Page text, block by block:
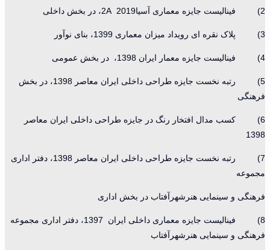
2) فینالیست جایزه معماری آسیا2A 2019، در بخش داخلی
3) پلاک نقره ای رویداد میزان معماری 1399، بنای نوآور
4) فینالیست جایزه معمار ایران 1398، در بخش عمومی
5) رتبه نخست جایزه طراحی داخلی ایران معاصر 1398، در بخش
فرهنگی
6) کسب مدال افتخار رنگ در جایزه طراحی داخلی ایران معاصر
1398
7) رتبه نخست جایزه طراحی داخلی ایران معاصر 1398، دفتر اداری
مجموعه
فرهنگی و سینمایی هنرشهرآفتاب در بخش اداری
8) فینالیست جایزه معماری داخلی ایران 1397، دفتر اداری مجموعه
فرهنگی و سینمایی هنرشهرآفتاب